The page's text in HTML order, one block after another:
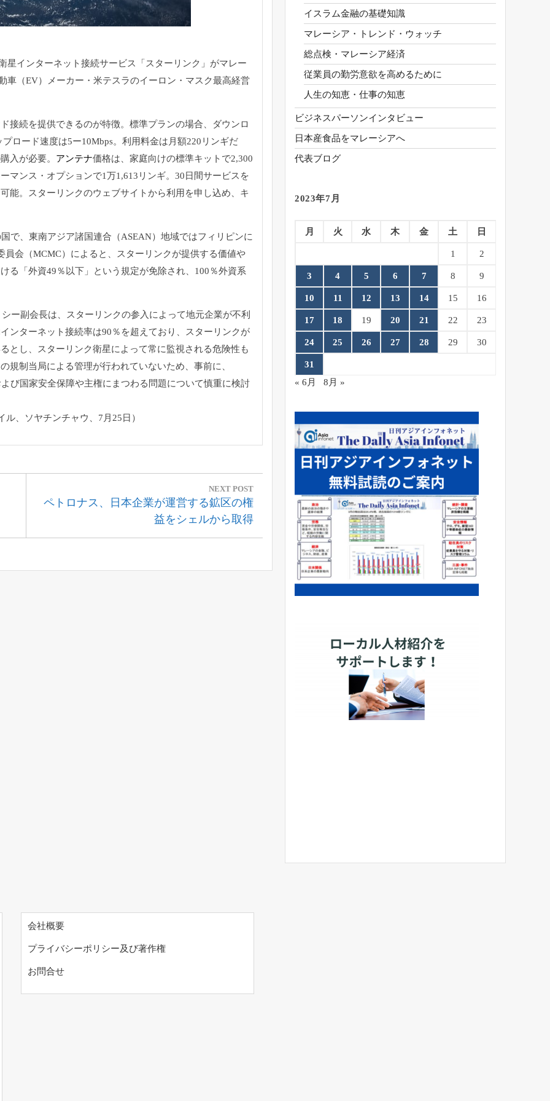
星インターネット接続サービス「スター リンク」がマレー
車（EV）メーカー・米テスラのイーロン・マスク最高経営
接続を提供でき るのが特徴。標準プランの場合、
ダウンロ
プロード速度は5ー10Mbps。利用料金は月額220リンギだ
入が必要。 アンテナ価格は、家庭向けの標準キットで2,300
マンス・オプションで1万1 ,613リンギ。30日間サービスを
能。スターリンクのウェブサイトから利用を申し込め、キ
で、東南アジア諸国連合（ASEAN）地域ではフィリピンに
員会（MCMC）によると、スターリンクが提供する価値や
る「外資49％以下」という規定が免除され、100％外資系
ー副会長は 、スターリンクの参入によって地元企業が不利
ンターネット接続率は90％を超え ており、スターリンクが
とし、スターリンク衛星によって常に監視される危険性も
規制当局による管理が行われていないため、事前に、
び国家安全保障や主権にまつわる問題について慎重に検討
ル、ソヤチンチャウ、7月25日）
NEXT POST
Next
ペトロナス、日本企業が運営する鉱区の権
益をシェルから取得
イスラム金融の基礎知識
マレーシア・トレンド・ウォッチ
総点検・マレーシア経済
従業員の勤労意欲を高めるために
人生の知恵・仕事の知恵
ビジネスパーソンインタビュー
日本産食品をマレーシアへ
代表ブログ
2023年7月
月 火 水 木 金 土 日
1 2
3 4 5 6 7 8 9
10 11 12 13 14 15 16
17 18 19 20 21 22 23
24 25 26 27 28 29 30
31
« 6月
8月 »
会社概要
プライバシーポリシー及び著作権
お問合せ